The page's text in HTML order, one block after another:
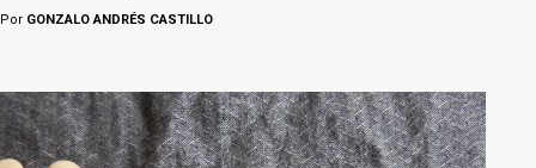
Por GONZALO ANDRÉS CASTILLO